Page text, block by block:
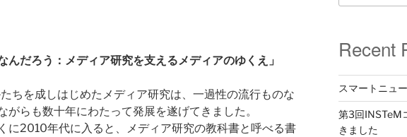
んだろう：メディア研究を支えるメディアのゆくえ」
ちを成しはじめたメディア研究は、一過性の流行ものな
がらも数十年にわたって発展を遂げてきました。
に2010年代に入ると、メディア研究の教科書と呼べる書
Recent
スマートニュ
第3回INSTeM
きました